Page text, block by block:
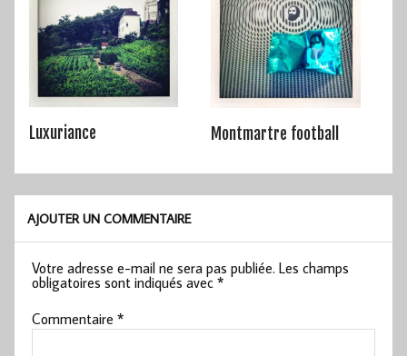
Luxuriance Montmartre football
AJOUTER UN COMMENTAIRE
Votre adresse e-mail ne sera pas publiée. Les champs
obligatoires sont indiqués avec*
Commentaire*